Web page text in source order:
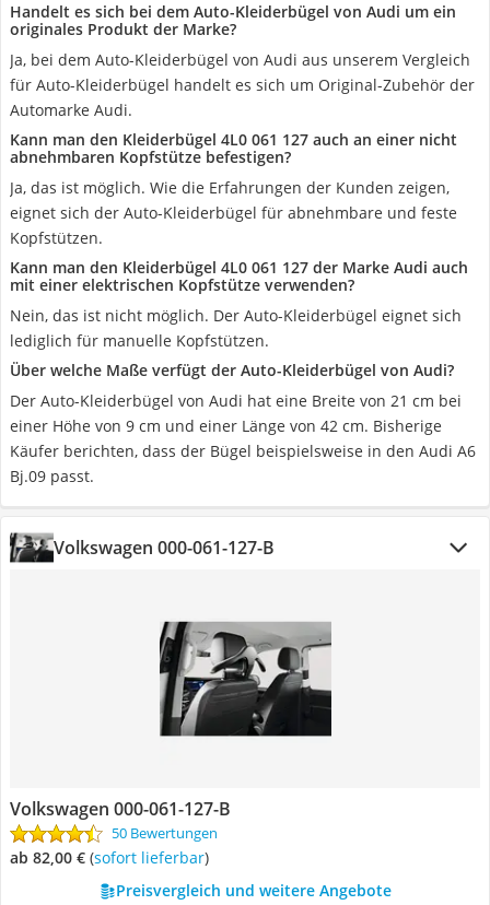
Handelt es sich bei dem Auto-Kleiderbügel von Audi um ein
originales Produkt der Marke?
Ja, bei dem Auto-Kleiderbügel von Audi aus unserem Vergleich
für Auto-Kleiderbügel handelt es sich um Original-Zubehör der
Automarke Audi.
Kann man den Kleiderbügel 4L0 061 127 auch an einer nicht
abnehmbaren Kopfstütze befestigen?
Ja, das ist möglich. Wie die Erfahrungen der Kunden zeigen,
eignet sich der Auto-Kleiderbügel für abnehmbare und feste
Kopfstützen.
Kann man den Kleiderbügel 4L0 061 127 der Marke Audi auch
mit einer elektrischen Kopfstütze verwenden?
Nein, das ist nicht möglich. Der Auto-Kleiderbügel eignet sich
lediglich für manuelle Kopfstützen.
Über welche Maße verfügt der Auto-Kleiderbügel von Audi?
Der Auto-Kleiderbügel von Audi hat eine Breite von 21 cm bei
einer Höhe von 9 cm und einer Länge von 42 cm. Bisherige
Käufer berichten, dass der Bügel beispielsweise in den Audi A6
Bj.09 passt.
Volkswagen 000-061-127-B
Volkswagen 000-061-127-B
50 Bewertungen
ab 82,00 € ( Sofort lieferbar)
Preisvergleich und weitere Angebote